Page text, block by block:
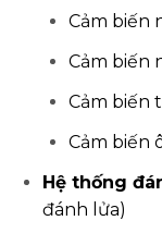
Cảm biến
Cảm biến
Cảm biến
Cảm biến
Hệ thống
đánh lửa)